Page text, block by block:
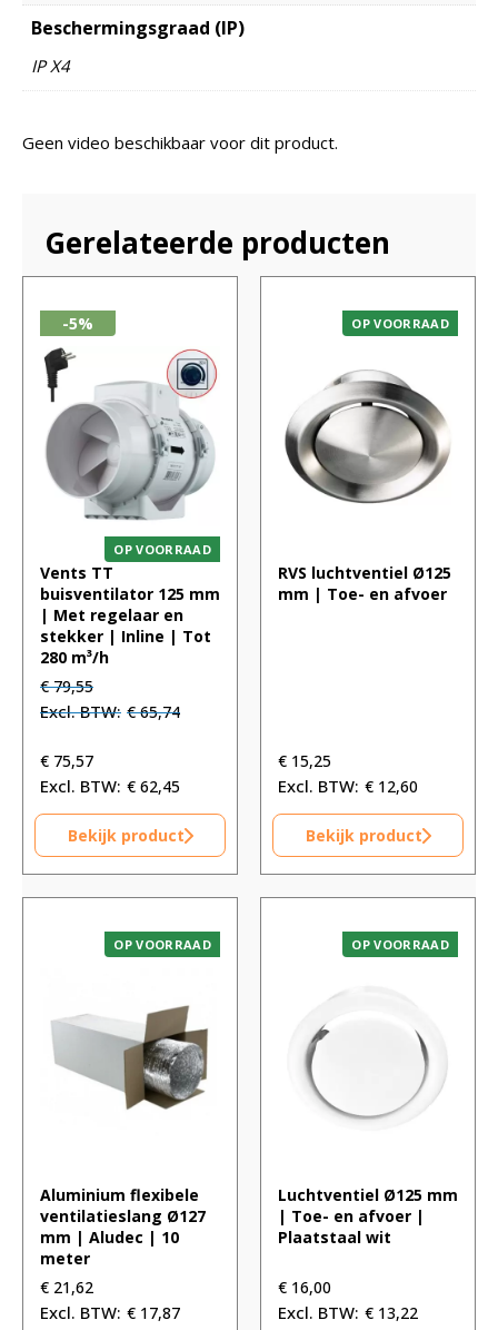
Beschermingsgraad (IP)
IP X4
Geen video beschikbaar voor dit product.
Gerelateerde producten
-5%
OP VOORRAAD
Vents TT
buisventilator 125 mm
| Met regelaar en
stekker | Inline | Tot
280 m³/h
Oorspronkelijke
prijs
€ 79,55.
€79,55Huidige
prijs
€ 79,55.
€65,74
€ 75,57
€ 62,45
Bekijk product
OP VOORRAAD
RVS luchtventiel Ø125
mm | Toe- en afvoer
€ 15,25
€ 12,60
Bekijk product
OP VOORRAAD
Aluminium flexibele
ventilatieslang Ø127
mm | Aludec | 10
meter
€ 21,62
€ 17,87
OP VOORRAAD
Luchtventiel Ø125 mm
| Toe- en afvoer |
Plaatstaal wit
€ 16,00
€ 13,22